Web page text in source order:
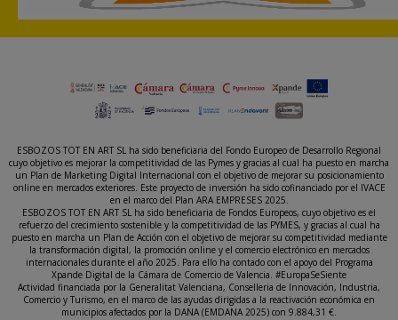
ESBOZOS TOT EN ART SL ha sido beneficiaria del Fondo Europeo de Desarrollo Regional
cuyo objetivo es mejorar la competitividad de las Pymes y gracias al cual ha puesto en marcha
un Plan de Marketing Digital Internacional con el objetivo de mejorar su posicionamiento
online en mercados exteriores. Este proyecto de inversión ha sido cofinanciado por el IVACE
en el marco del Plan ARA EMPRESES 2025.
ESBOZOS TOT EN ART SL ha sido beneficiaria de Fondos Europeos, cuyo objetivo es el
refuerzo del crecimiento sostenible y la competitividad de las PYMES, y gracias al cual ha
puesto en marcha un Plan de Acción con el objetivo de mejorar su competitividad mediante
la transformación digital, la promoción online y el comercio electrónico en mercados
internacionales durante el año 2025. Para ello ha contado con el apoyo del Programa
Xpande Digital de la Cámara de Comercio de Valencia. #EuropaSeSiente
Actividad financiada por la Generalitat Valenciana, Conselleria de Innovación, Industria,
Comercio y Turismo, en el marco de las ayudas dirigidas a la reactivación económica en
municipios afectados por la DANA (EMDANA 2025) con 9.884,31 €.